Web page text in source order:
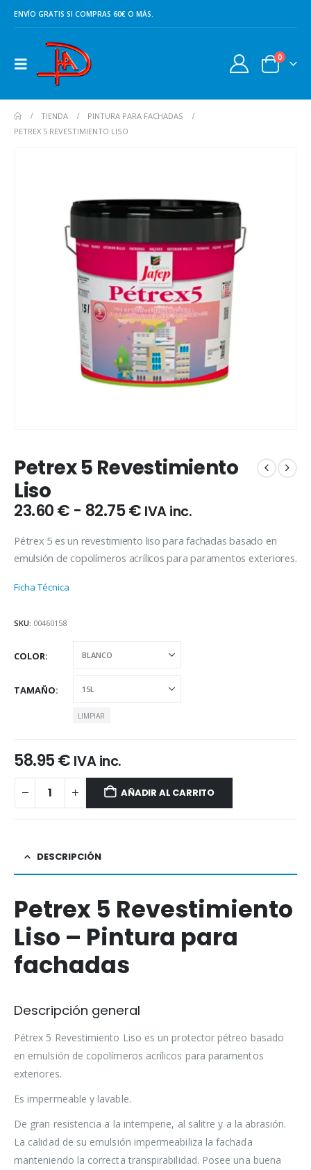
ENVÍO GRATIS SI COMPRAS 60€ O MÁS.
0
TIENDA
PINTURA PARA FACHADAS
PETREX 5 REVESTIMIENTO LISO
Petrex 5 Revestimiento
Liso
23.60€ - 82.75€Rango
precios:
desde
23.60 €
IVA inc.
Pétrex 5 es un revestimiento liso para fachadas basado en
emulsión de copolímeros acrílicos para paramentos exteriores.
Ficha Técnica
SKU: 00460158
COLOR
TAMAÑO
LIMPIAR
58.95€ IVA inc.
AÑADIR AL CARRITO
DESCRIPCIÓN
Petrex 5 Revestimiento
Liso – Pintura para
fachadas
Descripción general
Pétrex 5 Revestimiento Liso es un protector pétreo basado
en emulsión de copolímeros acrílicos para paramentos
exteriores.
Es impermeable y lavable.
De gran resistencia a la intemperie, al salitre y a la abrasión.
La calidad de su emulsión impermeabiliza la fachada
manteniendo la correcta transpirabilidad. Posee una buena